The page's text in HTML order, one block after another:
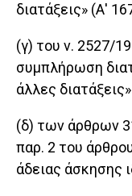
διατάξεις» (Α'
(γ) του ν. 2527/
συμπλήρωση
άλλες
(δ) των άρθρων
παρ. 2 του
άδειας άσκησης